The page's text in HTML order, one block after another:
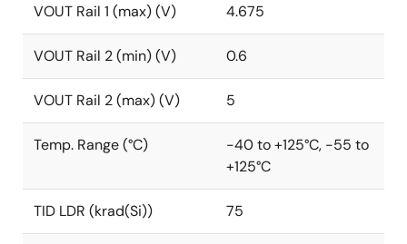
VOUT Rail 1 (max) (V) 4.675
VOUT Rail 2 (min) (V) 0.6
VOUT Rail 2 (max) (V) 5
Temp. Range (°C)
-40 to +125°C, -55 to
+125°C
TID LDR (krad(Si)) 75